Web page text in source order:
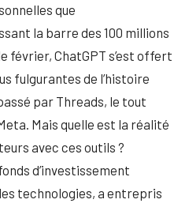
que
la barre des 100 millions
février, ChatGPT s’est offert
fulgurantes de l’histoire
par Threads, le tout
Mais quelle est la réalité
avec ces outils ?
d’investissement
technologies, a entrepris